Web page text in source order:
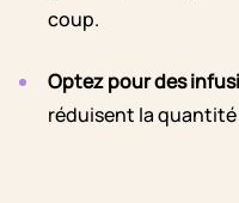
coup.
Optez pour des
réduisent la